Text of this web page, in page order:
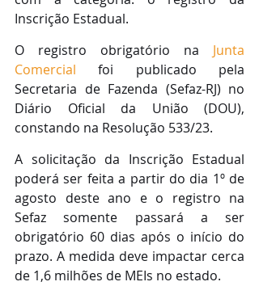
Inscrição Estadual.
O registro obrigatório na Junta
Comercial foi publicado pela
Secretaria de Fazenda (Sefaz-RJ) no
Diário Oficial da União (DOU),
constando na Resolução 533/23.
A solicitação da Inscrição Estadual
poderá ser feita a partir do dia 1º de
agosto deste ano e o registro na
Sefaz somente passará a ser
obrigatório 60 dias após o início do
prazo. A medida deve impactar cerca
de 1,6 milhões de MEIs no estado.